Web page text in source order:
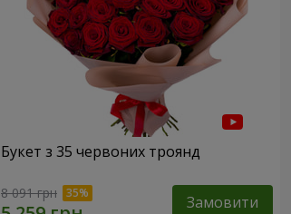
Букет з 35 червоних троянд
8 091 грн Замовити